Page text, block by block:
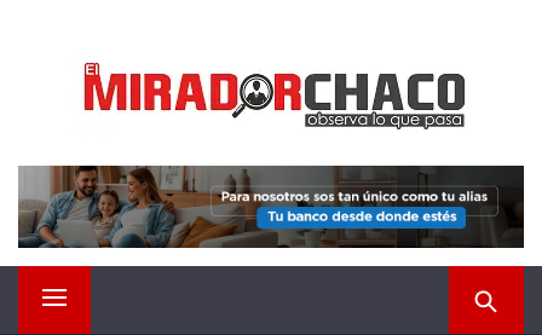
contenido
EL MIRADOR CHACO
Observá lo que pasa
Menú